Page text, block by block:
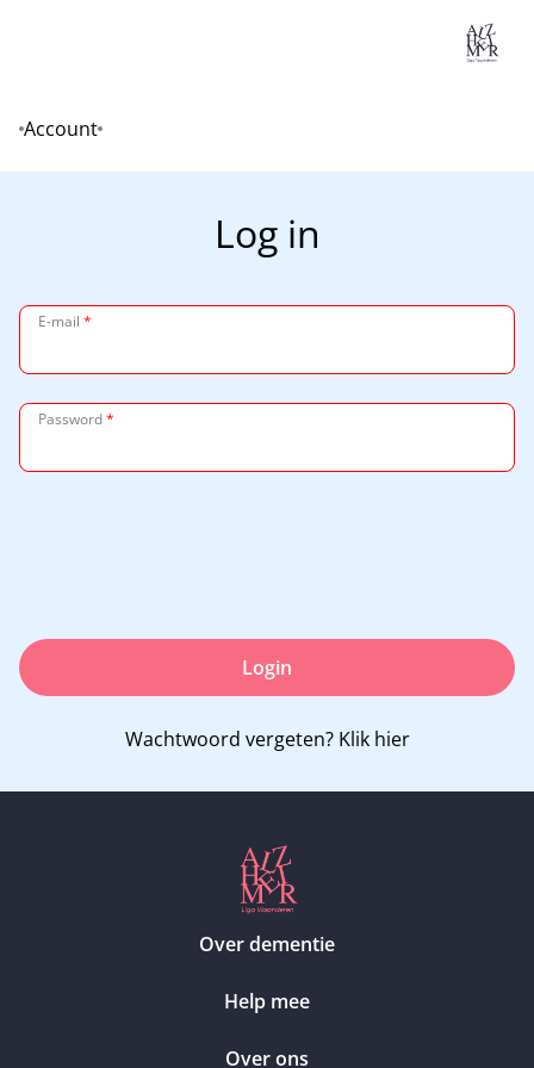
Home
Account
Log in
E-mail *
Password*
Login
Wachtwoord vergeten? Klik hier
Over dementie
Help mee
Over ons